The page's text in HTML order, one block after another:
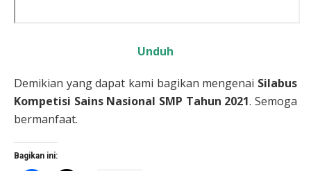
Unduh
Demikian yang dapat kami bagikan mengenai Silabus
Kompetisi Sains Nasional SMP Tahun 2021. Semoga
bermanfaat.
Bagikan ini: